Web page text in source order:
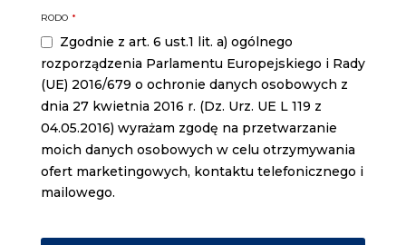
RODO *
Zgodnie z art. 6 ust.1 lit. a) ogólnego
rozporządzenia Parlamentu Europejskiego i Rady
(UE) 2016/679 o ochronie danych osobowych z
dnia 27 kwietnia 2016 r. (Dz. Urz. UE L 119 z
04.05.2016) wyrażam zgodę na przetwarzanie
moich danych osobowych w celu otrzymywania
ofert marketingowych, kontaktu telefonicznego i
mailowego.